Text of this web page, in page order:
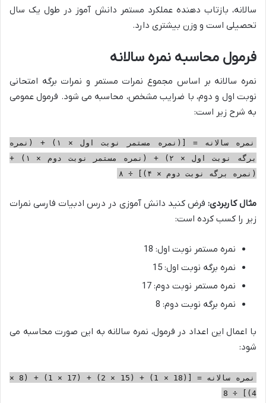
سالانه، بازتاب دهنده عملکرد مستمر دانش آموز در طول یک سال
تحصیلی است و وزن بیشتری دارد.
فرمول محاسبه نمره سالانه
نمره سالانه بر اساس مجموع نمرات مستمر و نمرات برگه امتحانی
نوبت اول و دوم، با ضرایب مشخص، محاسبه می شود. فرمول عمومی
به شرح زیر است:
نمره سالانه = [(نمره مستمر نوبت اول × ۱) + (نمره
برگه نوبت اول × ۲) + (نمره مستمر نوبت دوم × ۱) +
(نمره برگه نوبت دوم × ۴)] ÷ ۸
مثال کاربردی: فرض کنید دانش آموزی در درس ادبیات فارسی نمرات
زیر را کسب کرده است:
نمره مستمر نوبت اول: 18
نمره برگه نوبت اول: 15
نمره مستمر نوبت دوم: 17
نمره برگه نوبت دوم: 8
با اعمال این اعداد در فرمول، نمره سالانه به این صورت محاسبه می
شود:
نمره سالانه = [(18 × 1) + (15 × 2) + (17 × 1) + (8 ×
4)] ÷ 8